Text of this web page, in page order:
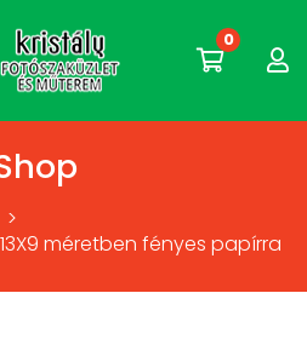
0
>
méretben fényes papírra